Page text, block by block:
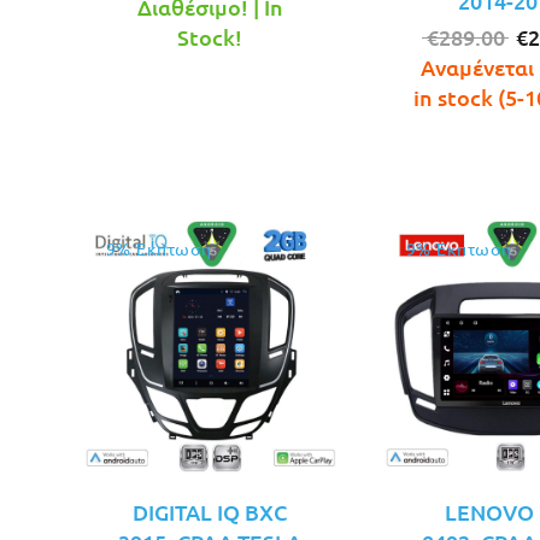
price
was:
Διαθέσιμο! | In
Stock!
€289.00 €
in stock (5-
9% Έκπτωση
DIGITAL IQ BXC
9% Έκπτωση
LENOVO